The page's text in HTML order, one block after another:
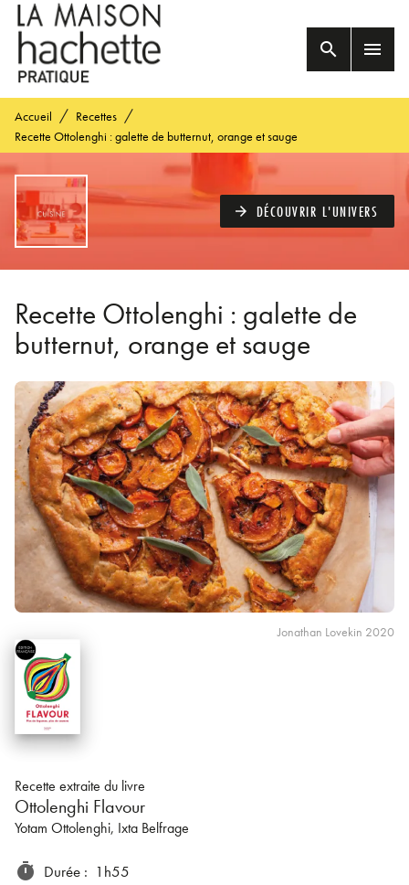
MENU RECHERCHE
PIED DE PAGE
search menu
Accueil / Recettes /
Recette Ottolenghi : galette de butternut, orange et sauge
arrow_forward DÉCOUVRIR L'UNIVERS
Recette Ottolenghi : galette de
butternut, orange et sauge
Jonathan Lovekin 2020
Recette extraite du livre
Ottolenghi Flavour
Yotam Ottolenghi, Ixta Belfrage
timer Durée : 1h55